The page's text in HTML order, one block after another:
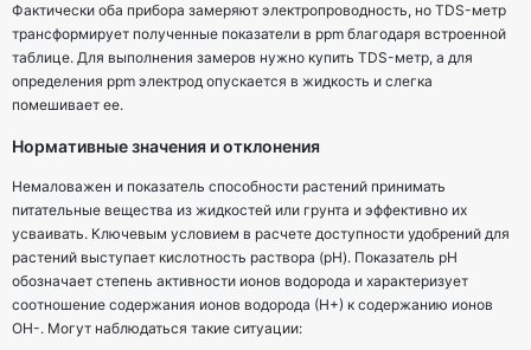
Фактически оба прибора замеряют электропроводность, но TDS-метр
трансформирует полученные показатели в ppm благодаря встроенной
таблице. Для выполнения замеров нужно купить TDS-метр, а для
определения ppm электрод опускается в жидкость и слегка
помешивает ее.
Нормативные значения и отклонения
Немаловажен и показатель способности растений принимать
питательные вещества из жидкостей или грунта и эффективно их
усваивать. Ключевым условием в расчете доступности удобрений для
растений выступает кислотность раствора (рН). Показатель рН
обозначает степень активности ионов водорода и характеризует
соотношение содержания ионов водорода (Н+) к содержанию ионов
ОН-. Могут наблюдаться такие ситуации: